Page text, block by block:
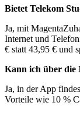
Bietet Telekom
Ja, mit
Internet und
€ statt 43,95 € und
Kann ich über die
Ja, in der App
Vorteile wie 10 %